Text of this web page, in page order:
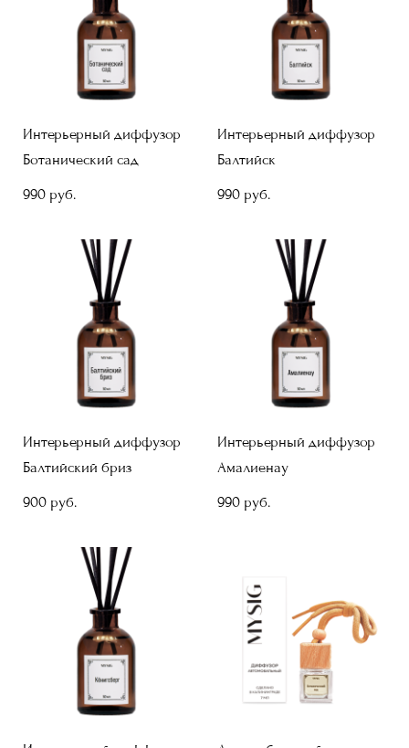
Интерьерный диффузор
Ботанический сад
990 pуб.
Интерьерный диффузор
Балтийск
990 pуб.
Интерьерный диффузор
Балтийский бриз
900 pуб.
Интерьерный диффузор
Амалиенау
990 pуб.